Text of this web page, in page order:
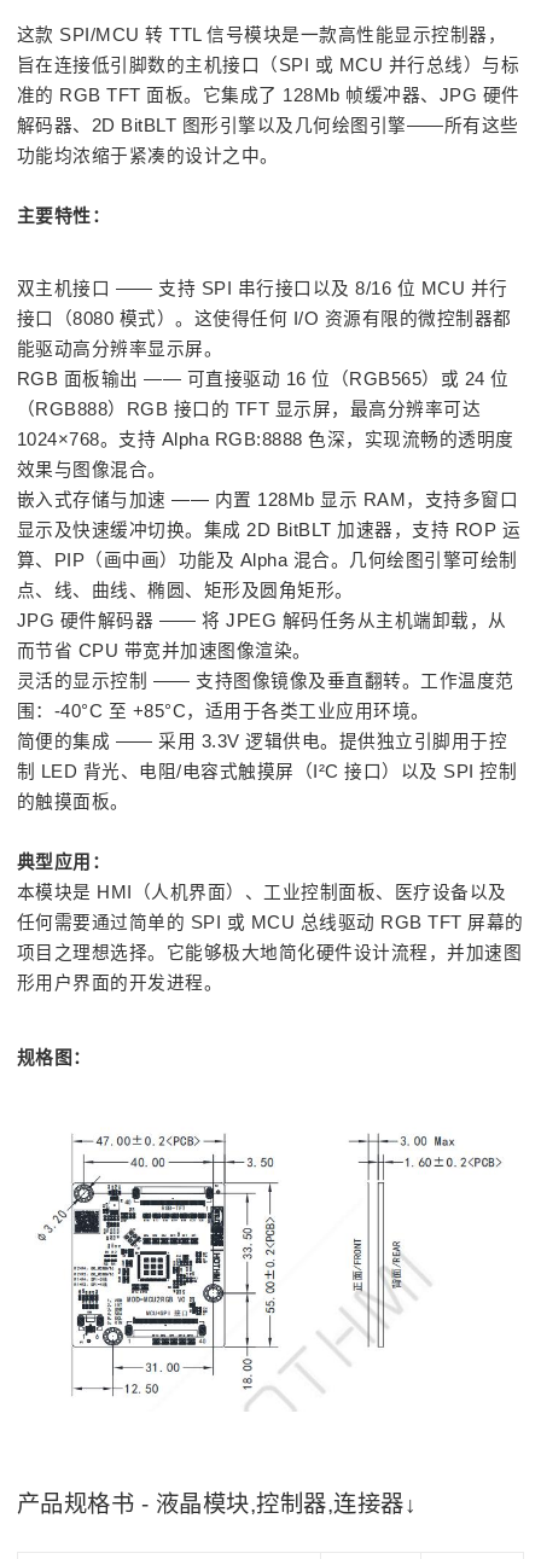
这款 SPI/MCU 转 TTL 信号模块是一款高性能显示控制器，
旨在连接低引脚数的主机接口（SPI 或 MCU 并行总线）与标
准的 RGB TFT 面板。它集成了 128Mb 帧缓冲器、JPG 硬件
解码器、2D BitBLT 图形引擎以及几何绘图引擎——所有这些
功能均浓缩于紧凑的设计之中。
主要特性：
双主机接口 —— 支持 SPI 串行接口以及 8/16 位 MCU 并行
接口（8080 模式）。这使得任何 I/O 资源有限的微控制器都
能驱动高分辨率显示屏。
RGB 面板输出 —— 可直接驱动 16 位（RGB565）或 24 位
（RGB888）RGB 接口的 TFT 显示屏，最高分辨率可达
1024×768。支持 Alpha RGB:8888 色深，实现流畅的透明度
效果与图像混合。
嵌入式存储与加速 —— 内置 128Mb 显示 RAM，支持多窗口
显示及快速缓冲切换。集成 2D BitBLT 加速器，支持 ROP 运
算、PIP（画中画）功能及 Alpha 混合。几何绘图引擎可绘制
点、线、曲线、椭圆、矩形及圆角矩形。
JPG 硬件解码器 —— 将 JPEG 解码任务从主机端卸载，从
而节省 CPU 带宽并加速图像渲染。
灵活的显示控制 —— 支持图像镜像及垂直翻转。工作温度范
围：-40°C 至 +85°C，适用于各类工业应用环境。
简便的集成 —— 采用 3.3V 逻辑供电。提供独立引脚用于控
制 LED 背光、电阻/电容式触摸屏（I²C 接口）以及 SPI 控制
的触摸面板。
典型应用：
本模块是 HMI（人机界面）、工业控制面板、医疗设备以及
任何需要通过简单的 SPI 或 MCU 总线驱动 RGB TFT 屏幕的
项目之理想选择。它能够极大地简化硬件设计流程，并加速图
形用户界面的开发进程。
规格图：
产品规格书 - 液晶模块,控制器,连接器↓